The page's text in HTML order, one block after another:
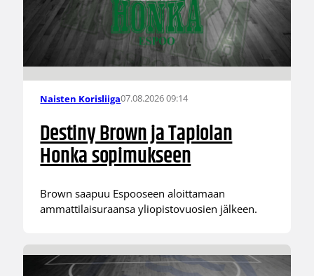
Naisten Korisliiga07.08.2026 09:14
Destiny Brown ja Tapiolan
Honka sopimukseen
Brown saapuu Espooseen aloittamaan
ammattilaisuraansa yliopistovuosien jälkeen.